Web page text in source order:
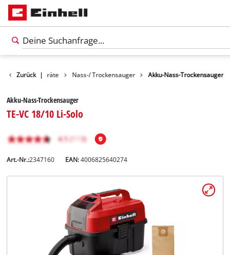
Zurück |
Reinigungsgeräte Nass-/ Trockensauger Akku-Nass-Trockensauger
Akku-Nass-Trockensauger
TE-VC 18/10 Li-Solo
Art.-Nr.:2347160 EAN:4006825640274